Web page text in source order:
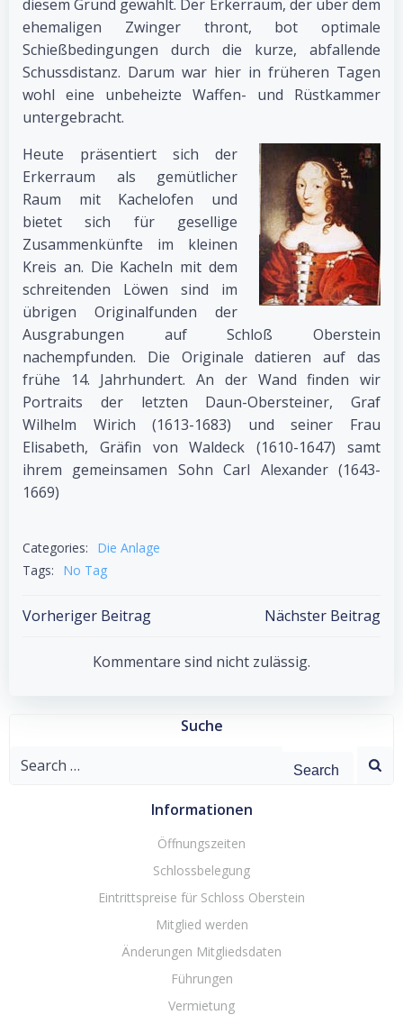
diesem Grund gewählt. Der Erkerraum, der über dem
ehemaligen Zwinger thront, bot optimale
Schießbedingungen durch die kurze, abfallende
Schussdistanz. Darum war hier in früheren Tagen
wohl eine unbeheizte Waffen- und Rüstkammer
untergebracht.
Heute präsentiert sich der
Erkerraum als gemütlicher
Raum mit Kachelofen und
bietet sich für gesellige
Zusammenkünfte im kleinen
Kreis an. Die Kacheln mit dem
schreitenden Löwen sind im
übrigen Originalfunden der
Ausgrabungen auf Schloß Oberstein
nachempfunden. Die Originale datieren auf das
frühe 14. Jahrhundert. An der Wand finden wir
Portraits der letzten Daun-Obersteiner, Graf
Wilhelm Wirich (1613-1683) und seiner Frau
Elisabeth, Gräfin von Waldeck (1610-1647) samt
ihrem gemeinsamen Sohn Carl Alexander (1643-
1669)
Categories:
Die Anlage
Tags:
No Tag
Post
navigation
Vorheriger Beitrag
Post
navigation
Nächster Beitrag
Kommentare sind nicht zulässig.
Suche
Search
Informationen
Öffnungszeiten
Schlossbelegung
Eintrittspreise für Schloss Oberstein
Mitglied werden
Änderungen Mitgliedsdaten
Führungen
Vermietung